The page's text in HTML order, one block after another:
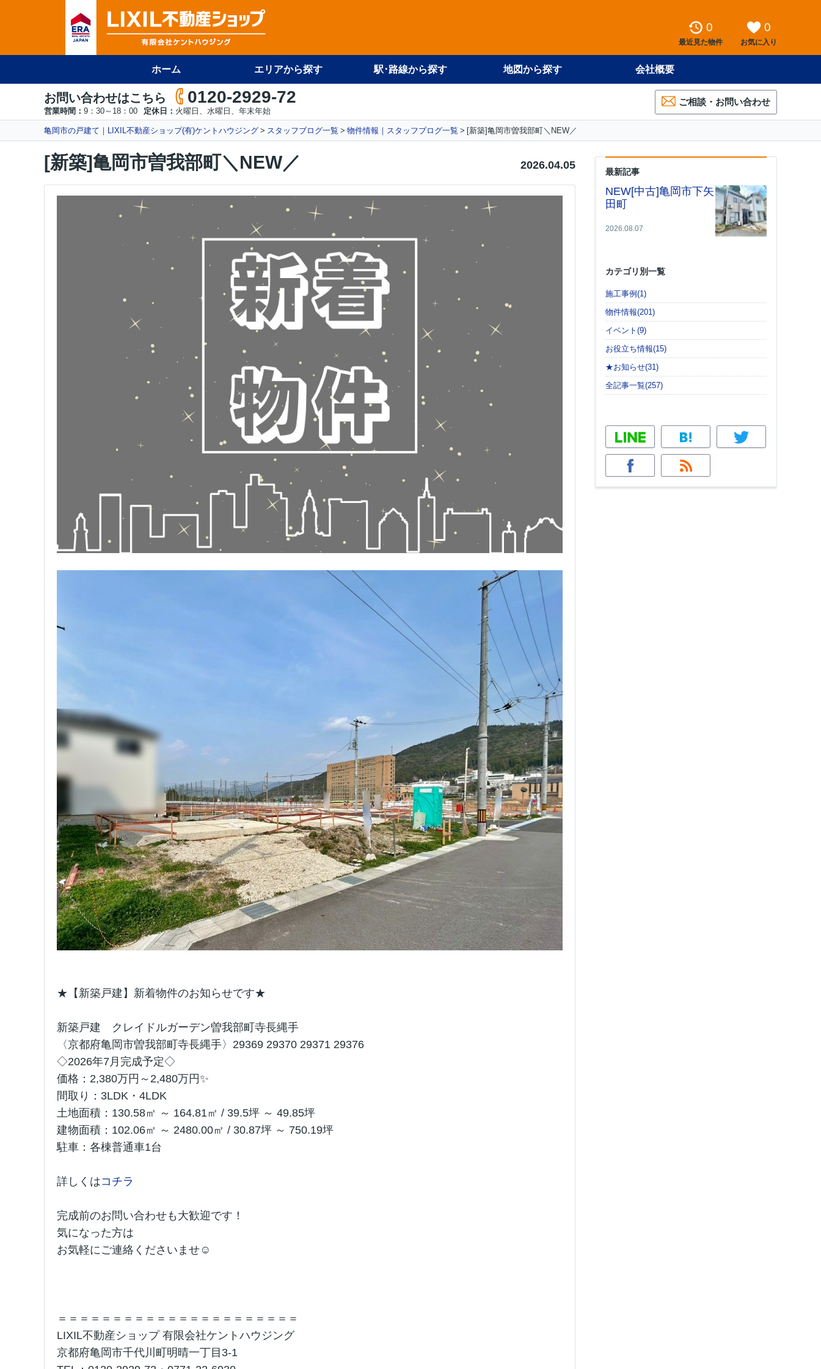
0
最近見た物件
0
お気に入り
ホーム エリアから探す 駅･路線から探す 地図から探す 会社概要
お問い合わせはこちら 0120-2929-72
営業時間： 9：30～18：00 定休日： 火曜日、水曜日、年末年始
ご相談・お問い合わせ
亀岡市の戸建て｜LIXIL不動産ショップ(有)ケントハウジング スタッフブログ一覧 物件情報｜スタッフブログ一覧 [新築]亀岡市曽我部町＼NEW／
[新築]亀岡市曽我部町＼NEW／ 2026.04.05
★【新築戸建】新着物件のお知らせです★
新築戸建 クレイドルガーデン曽我部町寺長縄手
〈京都府亀岡市曽我部町寺長縄手〉 29369 29370 29371 29376
◇2026年7月完成予定◇
価格：2,380万円～2,480万円✨
間取り：3LDK・4LDK
土地面積：130.58㎡ ～ 164.81㎡ / 39.5坪 ～ 49.85坪
建物面積：102.06㎡ ～ 2480.00㎡ / 30.87坪 ～ 750.19坪
駐車：各棟普通車1台
詳しくはコチラ
完成前のお問い合わせも大歓迎です！
気になった方は
お気軽にご連絡くださいませ☺
＝＝＝＝＝＝＝＝＝＝＝＝＝＝＝＝＝＝＝＝＝＝
LIXIL不動産ショップ 有限会社ケントハウジング
京都府亀岡市千代川町明晴一丁目3-1
最新記事
NEW[中古]亀岡市下矢
田町
2026.08.07
カテゴリ別一覧
施工事例(1)
物件情報(201)
イベント(9)
お役立ち情報(15)
★お知らせ(31)
全記事一覧(257)